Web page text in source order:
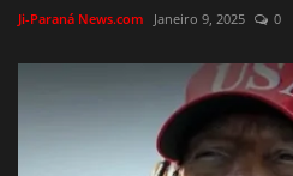
Ji-Paraná News.com Janeiro 9, 2025 0